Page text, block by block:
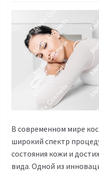
В современном мире
широкий спектр
состояния кожи и
вида. Одной из